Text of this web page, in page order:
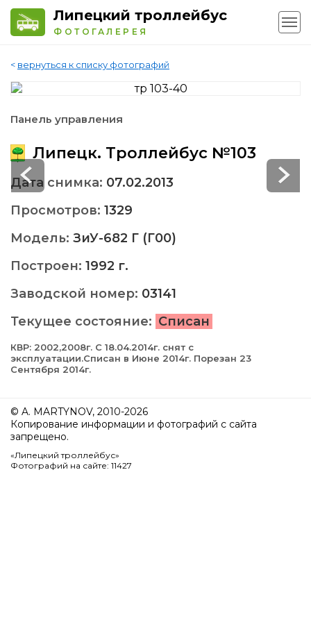
Липецкий троллейбус
ФОТОГАЛЕРЕЯ
< вернуться к списку фотографий
Панель управления
Липецк. Троллейбус №103
Дата снимка: 07.02.2013
Просмотров: 1329
Модель: ЗиУ-682 Г (Г00)
Построен: 1992 г.
Заводской номер: 03141
Текущее состояние: Списан
КВР: 2002,2008г. С 18.04.2014г. снят с
эксплуатации.Списан в Июне 2014г. Порезан 23
Сентября 2014г.
© A. MARTYNOV, 2010-2026
Копирование информации и фотографий с сайта
запрещено.
«Липецкий троллейбус»
Фотографий на сайте: 11427